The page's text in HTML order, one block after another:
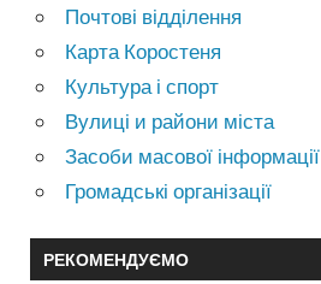
Почтові відділення
Карта Коростеня
Культура і спорт
Вулиці и райони міста
Засоби масової інформації
Громадські організації
РЕКОМЕНДУЄМО